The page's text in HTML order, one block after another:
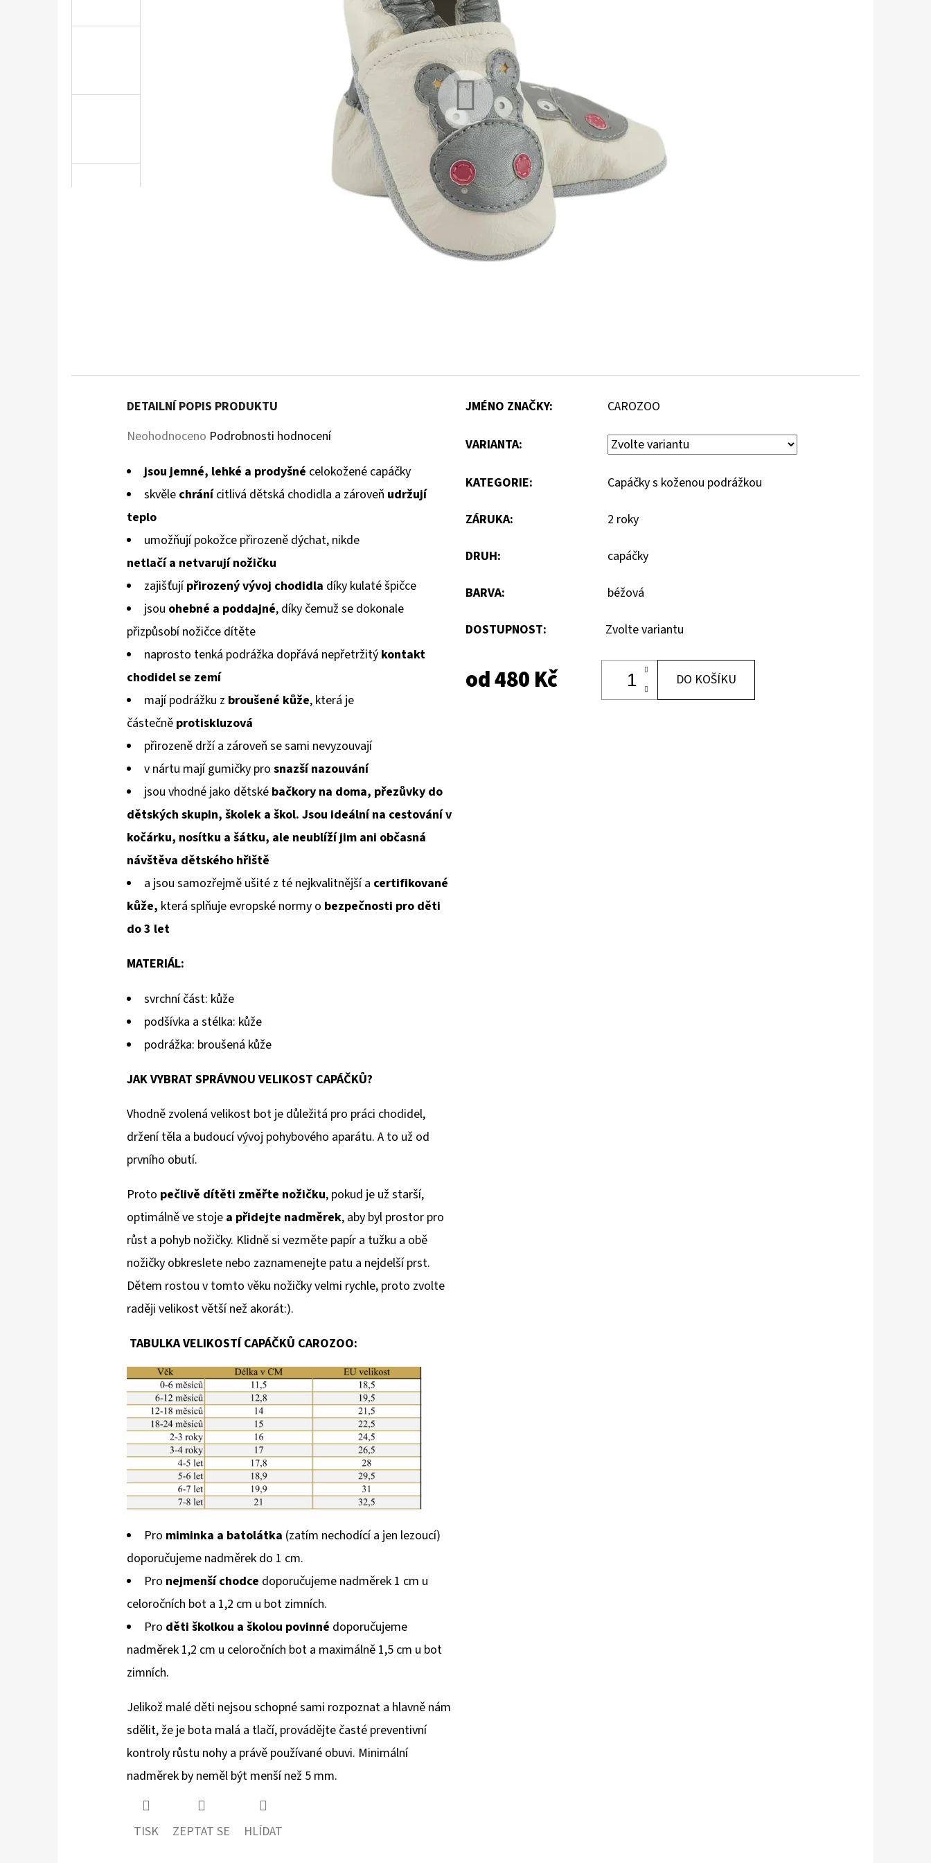
DETAILNÍ POPIS PRODUKTU
Průměrné
produktu
0,0
5
hvězdiček.
Neohodnoceno Podrobnosti hodnocení
jsou jemné, lehké a prodyšné celokožené capáčky
skvěle chránícitlivá dětská chodidla a zároveň udržují
teplo
umožňují pokožce přirozeně dýchat, nikde
netlačí a netvarujínožičku
zajišťujípřirozený vývoj chodidla díky kulaté špičce
jsou ohebné a poddajné, díky čemuž se dokonale
přizpůsobínožičce dítěte
naprosto tenká podrážka dopřává nepřetržitý kontakt
chodidelse zemí
mají podrážku z broušené kůže, která je
částečně protiskluzová
přirozeně drží a zároveň se sami nevyzouvají
v nártu mají gumičky pro snazší nazouvání
jsou vhodné jako dětské bačkory na doma, přezůvky do
dětských skupin, školek a škol. Jsou ideální na cestování v
kočárku, nosítku a šátku, ale neublíží jim ani občasná
návštěva dětského hřiště
a jsou samozřejmě ušité z té nejkvalitnější a certifikované
kůže, která splňuje evropské normy o bezpečnosti pro děti
do 3 let
MATERIÁL:
svrchní část: kůže
podšívka a stélka: kůže
podrážka: broušená kůže
JAK VYBRAT SPRÁVNOU VELIKOST CAPÁČKŮ?
Vhodně zvolená velikost bot je důležitá pro práci chodidel,
držení těla a budoucí vývoj pohybového aparátu. A to už od
prvního obutí.
Proto pečlivě dítěti změřte nožičku, pokud je už starší,
optimálně ve stoje a přidejte nadměrek, aby byl prostor pro
růst a pohyb nožičky. Klidně si vezměte papír a tužku a obě
nožičky obkreslete nebo zaznamenejte patu a nejdelší prst.
Dětem rostou v tomto věku nožičky velmi rychle, proto zvolte
raději velikost větší než akorát:).
TABULKA VELIKOSTÍ CAPÁČKŮ CAROZOO:
Pro miminka a batolátka (zatím nechodící a jen lezoucí)
doporučujeme nadměrek do 1 cm.
Pro nejmenší chodce doporučujeme nadměrek 1 cm u
celoročních bot a 1,2 cm u bot zimních.
Pro děti školkou a školou povinné doporučujeme
nadměrek 1,2 cm u celoročních bot a maximálně 1,5 cm u bot
zimních.
Jelikož malé děti nejsou schopné sami rozpoznat a hlavně nám
sdělit, že je bota malá a tlačí, provádějte časté preventivní
kontroly růstu nohy a právě používané obuvi. Minimální
nadměrek by neměl být menší než 5 mm.
TISK ZEPTAT SE HLÍDAT
JMÉNO ZNAČKY: CAROZOO
VARIANTA:
KATEGORIE: Capáčky s koženou podrážkou
ZÁRUKA: 2 roky
DRUH: capáčky
BARVA: béžová
DOSTUPNOST: Zvolte variantu
od480 Kč DO KOŠÍKU